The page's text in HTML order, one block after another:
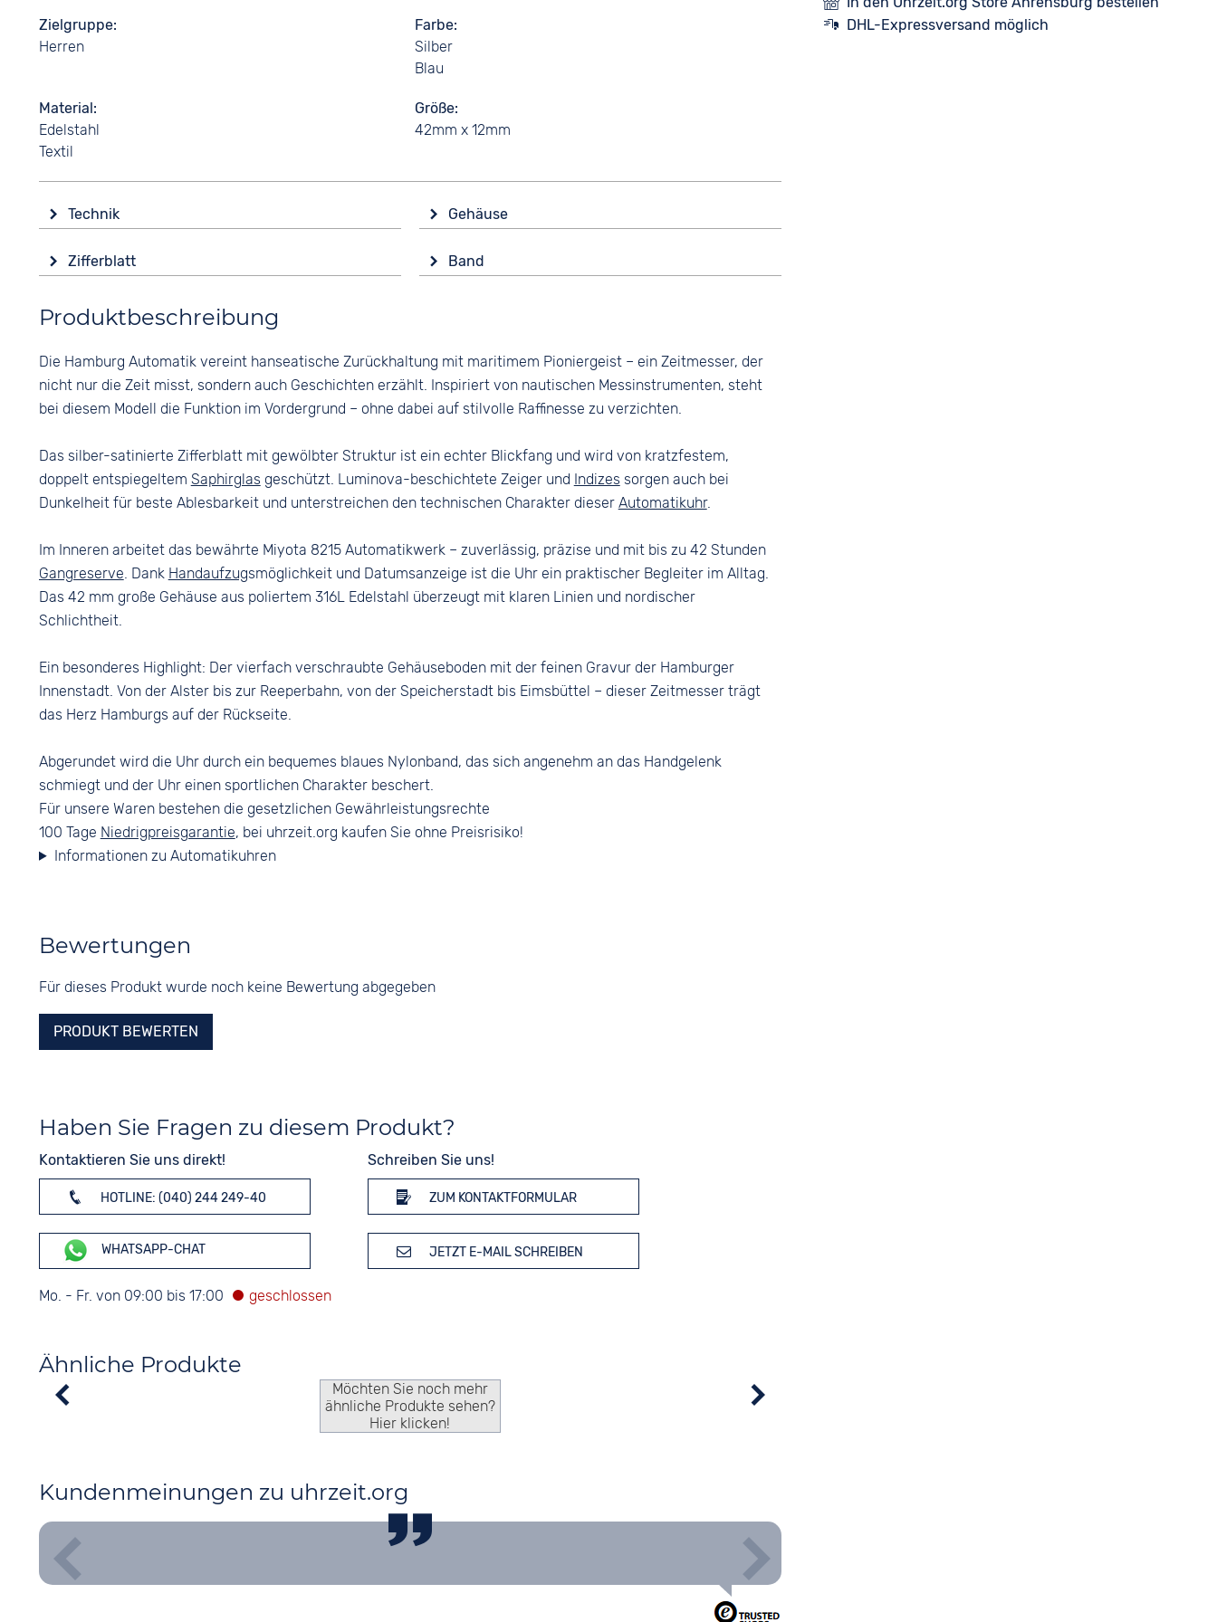
DHL-Expressversand möglich
Zielgruppe
Herren
Farbe
Silber
Blau
Material
Edelstahl
Textil
Größe
42mm x 12mm
Technik
Automatik
Datumsanzeige
Wasserdicht
Gehäuse
Saphirglas
Material
Edelstahl
Farbe
Zifferblatt
Analog
Silber
Ziffern
Band
Textil
Bandschließe
Produktbeschreibung
Die Hamburg Automatik vereint hanseatische Zurückhaltung mit maritimem Pioniergeist – ein Zeitmesser, der
nicht nur die Zeit misst, sondern auch Geschichten erzählt. Inspiriert von nautischen Messinstrumenten, steht
bei diesem Modell die Funktion im Vordergrund – ohne dabei auf stilvolle Raffinesse zu verzichten.
Das silber-satinierte Zifferblatt mit gewölbter Struktur ist ein echter Blickfang und wird von kratzfestem,
doppelt entspiegeltem Saphirglas geschützt. Luminova-beschichtete Zeiger und Indizes sorgen auch bei
Dunkelheit für beste Ablesbarkeit und unterstreichen den technischen Charakter dieser Automatikuhr.
Im Inneren arbeitet das bewährte Miyota 8215 Automatikwerk – zuverlässig, präzise und mit bis zu 42 Stunden
Gangreserve. Dank Handaufzugsmöglichkeit und Datumsanzeige ist die Uhr ein praktischer Begleiter im Alltag.
Das 42 mm große Gehäuse aus poliertem 316L Edelstahl überzeugt mit klaren Linien und nordischer
Schlichtheit.
Ein besonderes Highlight: Der vierfach verschraubte Gehäuseboden mit der feinen Gravur der Hamburger
Innenstadt. Von der Alster bis zur Reeperbahn, von der Speicherstadt bis Eimsbüttel – dieser Zeitmesser trägt
das Herz Hamburgs auf der Rückseite.
Abgerundet wird die Uhr durch ein bequemes blaues Nylonband, das sich angenehm an das Handgelenk
schmiegt und der Uhr einen sportlichen Charakter beschert.
Für unsere Waren bestehen die gesetzlichen Gewährleistungsrechte
100 Tage Niedrigpreisgarantie, bei uhrzeit.org kaufen Sie ohne Preisrisiko!
Informationen zu Automatikuhren
Bewertungen
Für dieses Produkt wurde noch keine Bewertung abgegeben
PRODUKT BEWERTEN
Haben Sie Fragen zu diesem Produkt?
Kontaktieren Sie uns direkt!
HOTLINE: (040) 244 249-40
WHATSAPP-CHAT
Mo. - Fr. von 09:00 bis 17:00
Schreiben Sie uns!
ZUM KONTAKTFORMULAR
JETZT E-MAIL SCHREIBEN
Ähnliche Produkte
Möchten Sie noch mehr
ähnliche Produkte sehen?
Hier klicken!
Kundenmeinungen zu uhrzeit.org